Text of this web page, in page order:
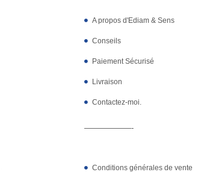
A propos d'Ediam & Sens
Conseils
Paiement Sécurisé
Livraison
Contactez-moi.
——————-
Conditions générales de vente